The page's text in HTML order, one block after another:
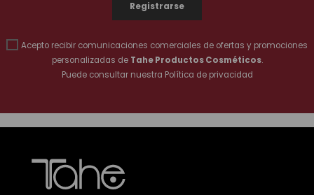
Acepto recibir comunicaciones comerciales de ofertas y promociones
personalizadas de Tahe Productos Cosméticos.
Puede consultar nuestra Política de privacidad